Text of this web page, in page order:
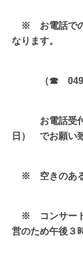
※ お電話での
なります。
（☎ 049-
お電話受付は
日） でお願い
※ 空きのある
※ コンサート
営のため午後３